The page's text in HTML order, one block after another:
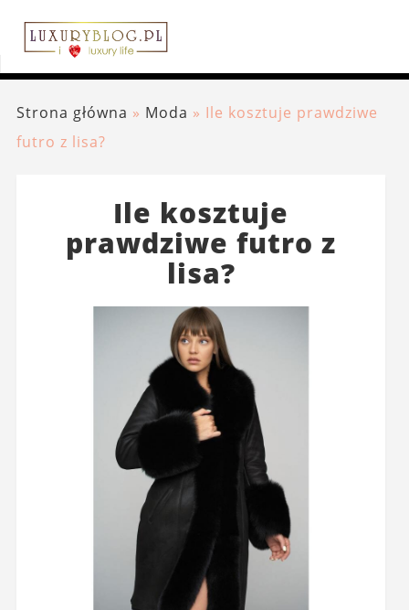
Strona główna » Moda » Ile kosztuje prawdziwe
futro z lisa?
Ile kosztuje
prawdziwe futro z
lisa?